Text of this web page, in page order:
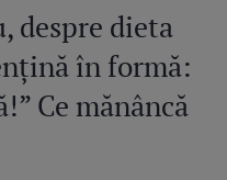
despre dieta
în formă:
Ce mănâncă